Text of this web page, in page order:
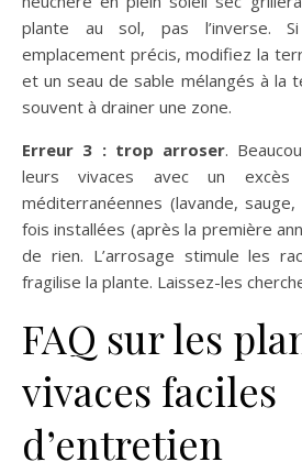
plante au sol, pas l’inverse.
emplacement précis, modifiez la
et un seau de sable mélangés à la
souvent à drainer une zone.
Erreur 3 : trop arroser.
leurs vivaces avec un excès
méditerranéennes (lavande,
fois installées (après la première
de rien. L’arrosage stimule les
fragilise la plante. Laissez-les
FAQ sur les
vivaces faciles
d’entretien